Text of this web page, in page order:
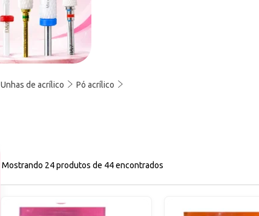
Unhas de acrílico Pó acrílico
Mostrando 24 produtos de 44 encontrados